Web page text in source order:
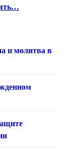
и молитва в